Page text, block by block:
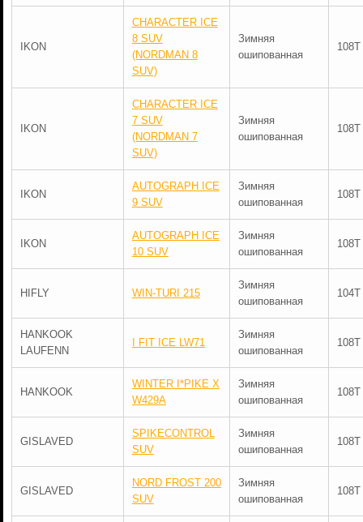
IKON
CHARACTER ICE
8 SUV
(NORDMAN 8
SUV)
Зимняя
ошипованная
108T
IKON
CHARACTER ICE
7 SUV
(NORDMAN 7
SUV)
Зимняя
ошипованная
108T
IKON
AUTOGRAPH ICE
9 SUV
Зимняя
ошипованная
108T
IKON
AUTOGRAPH ICE
10 SUV
Зимняя
ошипованная
108T
HIFLY WIN-TURI 215
Зимняя
ошипованная
104T
HANKOOK
LAUFENN
I FIT ICE LW71
Зимняя
ошипованная
108T
HANKOOK
WINTER I*PIKE X
W429A
Зимняя
ошипованная
108T
GISLAVED
SPIKECONTROL
SUV
Зимняя
ошипованная
108T
GISLAVED
NORD FROST 200
SUV
Зимняя
ошипованная
108T